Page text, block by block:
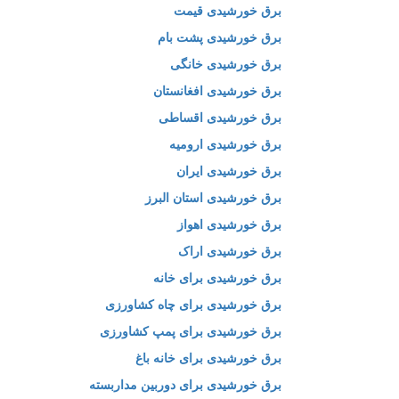
برق خورشیدی قیمت
برق خورشیدی پشت بام
برق خورشیدی خانگی
برق خورشیدی افغانستان
برق خورشیدی اقساطی
برق خورشیدی ارومیه
برق خورشیدی ایران
برق خورشیدی استان البرز
برق خورشیدی اهواز
برق خورشیدی اراک
برق خورشیدی برای خانه
برق خورشیدی برای چاه کشاورزی
برق خورشیدی برای پمپ کشاورزی
برق خورشیدی برای خانه باغ
برق خورشیدی برای دوربین مداربسته